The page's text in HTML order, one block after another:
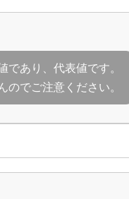
あり、代表値です。
でご注意ください。